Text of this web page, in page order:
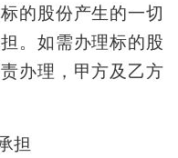
的股份产生的一切
。如需办理标的股
办理，甲方及乙方
担